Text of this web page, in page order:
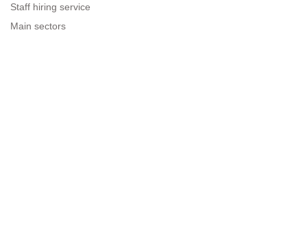
Staff hiring service
Main sectors